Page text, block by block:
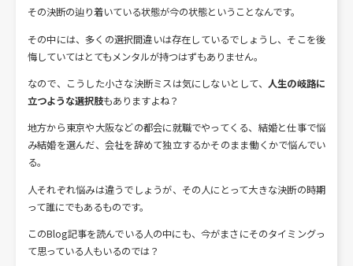
その決断の辿り着いている状態が今の状態ということなんです。
その中には、多くの選択間違いは存在しているでしょうし、そこを後
悔していてはとてもメンタルが持つはずもありません。
なので、こうした小さな決断ミスは気にしないとして、 人生の岐路に
立つような選択肢もありますよね？
地方から東京や大阪などの都会に就職でやってくる、結婚と仕事で悩
み結婚を選んだ、会社を辞めて独立するかそのまま働くかで悩んでい
る。
人それぞれ悩みは違うでしょうが、その人にとって大きな決断の時期
って誰にでもあるものです。
このBlog記事を読んでいる人の中にも、今がまさにそのタイミングっ
て思っている人もいるのでは？